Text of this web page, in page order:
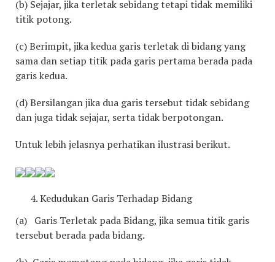
(b) Sejajar, jika terletak sebidang tetapi tidak memiliki
titik potong.
(c) Berimpit, jika kedua garis terletak di bidang yang
sama dan setiap titik pada garis pertama berada pada
garis kedua.
(d) Bersilangan jika dua garis tersebut tidak sebidang
dan juga tidak sejajar, serta tidak berpotongan.
Untuk lebih jelasnya perhatikan ilustrasi berikut.
Kedudukan Garis Terhadap Bidang
(a) Garis Terletak pada Bidang, jika semua titik garis
tersebut berada pada bidang.